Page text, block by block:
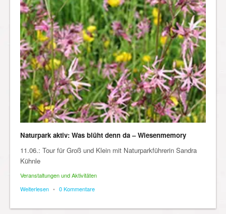
Naturpark aktiv: Was blüht denn da – Wiesenmemory
11.06.: Tour für Groß und Klein mit Naturparkführerin Sandra
Kühnle
Veranstaltungen und Aktivitäten
Weiterlesen • 0 Kommentare